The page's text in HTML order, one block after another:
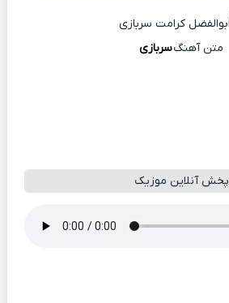
متن آهنگسربازی
پخش آنلاین موزیک